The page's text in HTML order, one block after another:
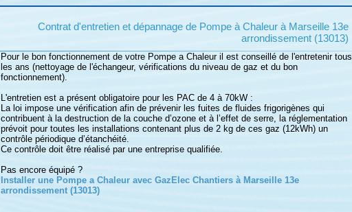
Contrat d'entretien et dépannage de Pompe à Chaleur à Marseille 13e
arrondissement (13013)
Pour le bon fonctionnement de votre Pompe a Chaleur il est conseillé de l'entretenir tous
les ans (nettoyage de l'échangeur, vérifications du niveau de gaz et du bon
fonctionnement).
L'entretien est a présent obligatoire pour les PAC de 4 à 70kW :
La loi impose une vérification afin de prévenir les fuites de fluides frigorigènes qui
contribuent à la destruction de la couche d’ozone et à l’effet de serre, la réglementation
prévoit pour toutes les installations contenant plus de 2 kg de ces gaz (12kWh) un
contrôle périodique d’étanchéité.
Ce contrôle doit être réalisé par une entreprise qualifiée.
Pas encore équipé ?
Installer une Pompe a Chaleur avec GazElec Chantiers à Marseille 13e
arrondissement (13013)